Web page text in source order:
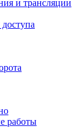
и трансляции
работы